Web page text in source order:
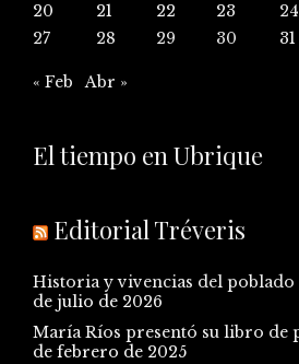
20
21 22 23 24
27
28 29 30 31
« Feb Abr »
El tiempo en Ubrique
Editorial Tréveris
Historia y vivencias del poblado
de julio de 2026
María Ríos presentó su libro de
de febrero de 2025